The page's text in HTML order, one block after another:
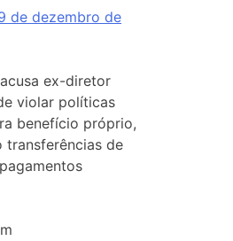
de dezembro de
ex-diretor
violar políticas
benefício próprio,
transferências de